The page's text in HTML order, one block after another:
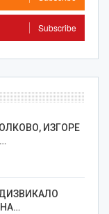
Subscribe
ИЗГОРЕ